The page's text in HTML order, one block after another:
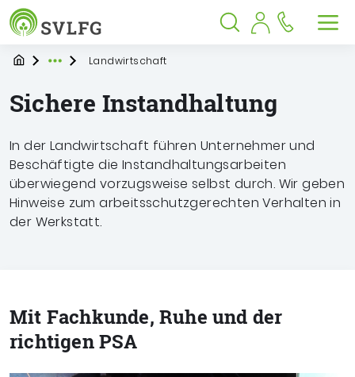
Inhalt
Suche
Springe zu: Hauptmenü
Sozialversicherung für
Suche öffnen
Suche schließen
StartpageExpand breadcrumb Navigation
Landwirtschaft
Sichere Instandhaltung
In der Landwirtschaft führen Unternehmer und
Beschäftigte die Instandhaltungsarbeiten
überwiegend vorzugsweise selbst durch. Wir geben
Hinweise zum arbeitsschutzgerechten Verhalten in
der Werkstatt.
Mit Fachkunde, Ruhe und der
richtigen PSA